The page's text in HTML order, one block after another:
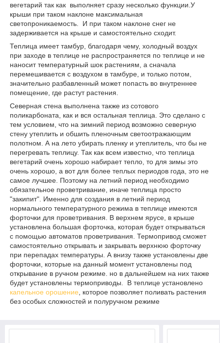
вегетарий так как выполняет сразу несколько функции.У
крыши при таком наклоне максимальная
светопроникаемость. И при таком наклоне снег не
задерживается на крыше и самостоятельно сходит.
Теплица имеет тамбур, благодаря чему, холодный воздух
при заходе в теплице не распространяется по теплице и не
наносит температурный шок растениям, а сначала
перемешивается с воздухом в тамбуре, и только потом,
значительно разбавленный может попасть во внутреннее
помещение, где растут растения.
Северная стена выполнена также из сотового
поликарбоната, как и вся остальная теплица. Это сделано с
тем условием, что на зимний период возможно северную
стену утеплить и обшить пленочным светоотражающим
полотном. А на лето убирать пленку и утеплитель, что бы не
перегревать теплицу. Так как всем известно, что теплица
вегетарий очень хорошо набирает тепло, то для зимы это
очень хорошо, а вот для более теплых периодов года, это не
самое лучшее. Поэтому на летний период необходимо
обязательное проветривание, иначе теплица просто
"закипит". Именно для создания в летний период
нормального температурного режима в теплице имеются
форточки для проветривания. В верхнем ярусе, в крыше
установлена большая форточка, которая будет открываться
с помощью автоматов проветривания. Термопривод сможет
самостоятельно открывать и закрывать верхнюю форточку
при перепадах температуры. А внизу также установлены две
форточки, которые на данный момент установлены под
открывание в ручном режиме. но в дальнейшем на них также
будет установлены термоприводы. В теплице установлено
капельное орошение , которое позволяет поливать растения
без особых сложностей и полуручном режиме